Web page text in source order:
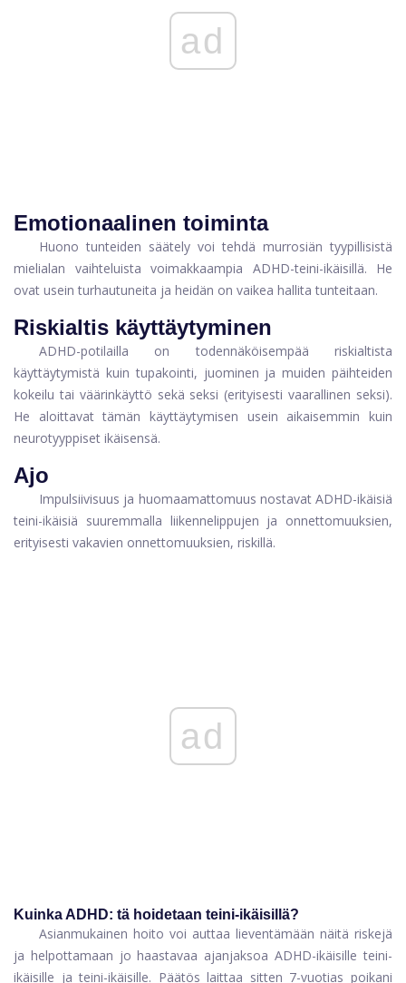
ad
Emotionaalinen toiminta
Huono tunteiden säätely voi tehdä murrosiän tyypillisistä
mielialan vaihteluista voimakkaampia ADHD-teini-ikäisillä. He
ovat usein turhautuneita ja heidän on vaikea hallita tunteitaan.
Riskialtis käyttäytyminen
ADHD-potilailla on todennäköisempää riskialtista
käyttäytymistä kuin tupakointi, juominen ja muiden päihteiden
kokeilu tai väärinkäyttö sekä seksi (erityisesti vaarallinen seksi).
He aloittavat tämän käyttäytymisen usein aikaisemmin kuin
neurotyyppiset ikäisensä.
Ajo
Impulsiivisuus ja huomaamattomuus nostavat ADHD-ikäisiä
teini-ikäisiä suuremmalla liikennelippujen ja onnettomuuksien,
erityisesti vakavien onnettomuuksien, riskillä.
ad
Kuinka ADHD: tä hoidetaan teini-ikäisillä?
Asianmukainen hoito voi auttaa lieventämään näitä riskejä
ja helpottamaan jo haastavaa ajanjaksoa ADHD-ikäisille teini-
ikäisille ja teini-ikäisille. Päätös laittaa sitten 7-vuotias poikani